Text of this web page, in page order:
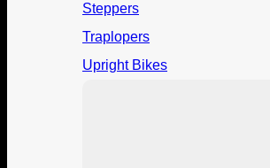
Steppers
Traplopers
Upright Bikes